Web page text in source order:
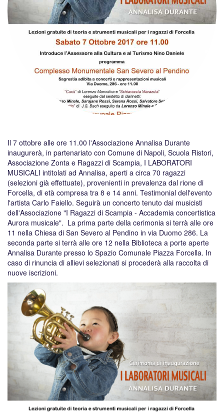
Il 7 ottobre alle ore 11.00 l'Associazione Annalisa Durante
inaugurerà, in partenariato con Comune di Napoli, Scuola Ristori,
Associazione Zonta e Ragazzi di Scampia, I LABORATORI
MUSICALI intitolati ad Annalisa, aperti a circa 70 ragazzi
(selezioni già effettuate), provenienti in prevalenza dal rione di
Forcella, di età compresa tra 8 e 14 anni. Testimonial dell'evento
l'artista Carlo Faiello. Seguirà un concerto tenuto dai musicisti
dell'Associazione "I Ragazzi di Scampia - Accademia concertistica
Aurora musicale". La prima parte della cerimonia si terrà alle ore
11 nella Chiesa di San Severo al Pendino in via Duomo 286. La
seconda parte si terrà alle ore 12 nella Biblioteca a porte aperte
Annalisa Durante presso lo Spazio Comunale Piazza Forcella. In
caso di rinuncia di allievi selezionati si procederà alla raccolta di
nuove iscrizioni.